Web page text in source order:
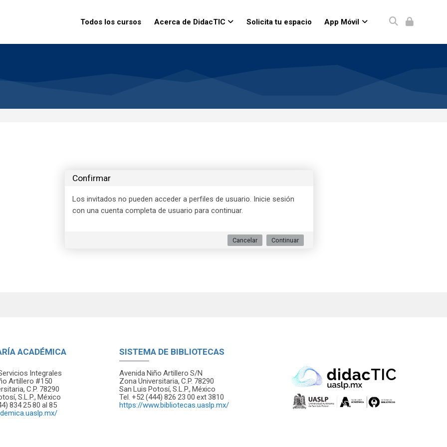
Todos los cursos
Acerca de DidacTIC Solicita tu espacio App Móvil
Confirmar
Los invitados no pueden acceder a perfiles de usuario. Inicie sesión
con una cuenta completa de usuario para continuar.
Cancelar Continuar
ACADÉMICA
Integrales
Artillero #150
C.P. 78290
S.L.P., México
834 25 80 al 85
SISTEMA DE BIBLIOTECAS
Avenida Niño Artillero S/N
Zona Universitaria, C.P. 78290
San Luis Potosí, S.L.P., México
Tel. +52 (444) 826 23 00 ext 3810
https://www.bibliotecas.uaslp.mx/